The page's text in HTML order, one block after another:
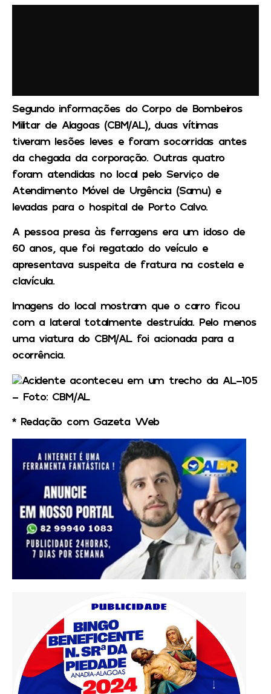
Segundo informações do Corpo de Bombeiros
Militar de Alagoas (CBM/AL), duas vítimas
tiveram lesões leves e foram socorridas antes
da chegada da corporação. Outras quatro
foram atendidas no local pelo Serviço de
Atendimento Móvel de Urgência (Samu) e
levadas para o hospital de Porto Calvo.
A pessoa presa às ferragens era um idoso de
60 anos, que foi regatado do veículo e
apresentava suspeita de fratura na costela e
clavícula.
Imagens do local mostram que o carro ficou
com a lateral totalmente destruída. Pelo menos
uma viatura do CBM/AL foi acionada para a
ocorrência.
Acidente aconteceu em um trecho da AL-105
– Foto: CBM/AL
* Redação com Gazeta Web